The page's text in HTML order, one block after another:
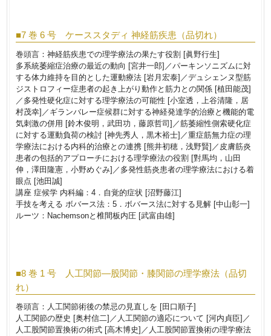
■7 巻 6 号 ケーススタディ 神経筋疾患（品切れ）
巻頭言：神経筋疾患での理学療法の果たす役割 [眞野行生]
多系統萎縮症治療の最近の動向 [宮井一郎]／パーキンソニズムに対
する体力維持を目的とした運動療法 [岩月宏泰]／デュシェンヌ型筋
ジストロフィー症患者の起き上がり動作と筋力との関係 [植田能茂]
／多発性硬化症に対する理学療法の可能性 [小室透，上谷清隆，居
村茂幸]／ギランバレー症候群に対する神経発達学的治療と機能的電
気刺激の併用 [鈴木俊明，武田功，藤原哲司]／筋萎縮性側索硬化症
に対する運動負荷の検討 [神先秀人，黒木裕士]／重症筋無力症の理
学療法における内科的治療との連携 [熊井初穂，浅野賢]／皮膚筋炎
患者の包括的アプローチにおける理学療法の役割 [對馬均，山田
伸，澤田隆憲，小野めぐみ]／多発性筋炎患者の理学療法における着
眼点 [池田誠]
講座 症候学 内科編：4．自覚的症状 [沼野藤江]
手技を考える ボバース法：5．ボバース法に対する見解 [中山彰一]
ルーツ：Nachemsonと椎間板内圧 [武富由雄]
■8 巻 1 号 人工関節―股関節・膝関節の理学療法（品切
れ）
巻頭言：人工関節術後の禁忌の見直しを [田口順子]
人工関節の歴史 [奥村信二]／人工関節の適応について [河内貞臣]／
人工股関節置換術の術式 [高木博史]／人工股関節置換術の理学療法